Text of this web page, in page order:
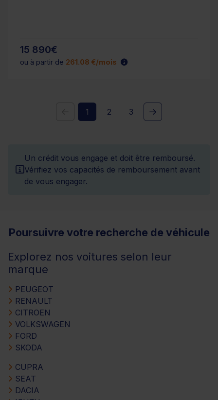
15 890€
ou à partir de 261.08 €/mois
1 2 3
Un crédit vous engage et doit être remboursé.
Vérifiez vos capacités de remboursement avant
de vous engager.
Poursuivre votre recherche de véhicule
Explorez nos voitures selon leur
marque
PEUGEOT
RENAULT
CITROEN
VOLKSWAGEN
FORD
SKODA
CUPRA
SEAT
DACIA